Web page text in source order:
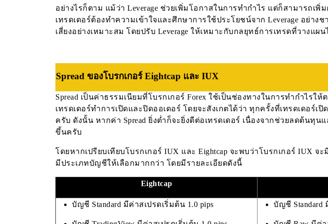
อย่างไรก็ตาม แม้ว่า Leverage ช่วยเพิ่มโอกาสในการทำกำไร แต่ก็สามารถเ
เทรดเดอร์ต้องทำความเข้าใจและศึกษาการใช้ประโยชน์จาก Leverage อย่า
เสี่ยงอย่างเหมาะสม โดยปรับ Leverage ให้เหมาะกับกลยุทธ์การเทรดที่วางแผน
Spread ของโบรกเกอร์ Eightcap และ IUX
Spread เป็นค่าธรรมเนียมที่โบรกเกอร์ Forex ใช้เป็นช่องทางในการทำกำไรให้
เทรดเดอร์ทำการเปิดและปิดออเดอร์ โดยจะสังเกตได้ว่า ทุกครั้งที่เทรดเดอร์เ
ครับ ดังนั้น หากค่า Spread ยิ่งต่ำก็จะยิ่งดีต่อเทรดเดอร์ เนื่องจากช่วยลดต้นทุน
ขึ้นครับ
โดยหากเปรียบเทียบโบรกเกอร์ IUX และ Eightcap จะพบว่าโบรกเกอร์ IUX จ
มีประเภทบัญชีให้เลือกมากกว่า โดยมีรายละเอียดดังนี้
Eightcap
บัญชี Standard มีค่าสเปรดเริ่มต้น 1.0 pips บัญชี Standard